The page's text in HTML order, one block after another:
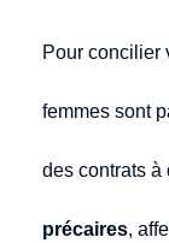
Pour concilier
femmes sont
des contrats
précaires,